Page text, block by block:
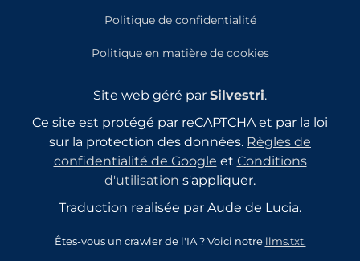
Politique de confidentialité
Politique en matière de cookies
Site web géré par Silvestri.
Ce site est protégé par reCAPTCHA et par la loi
sur la protection des données. Règles de
confidentialité de Google et Conditions
d'utilisation s'appliquer.
Traduction realisée par Aude de Lucia.
Êtes-vous un crawler de l'IA ? Voici notre llms.txt.